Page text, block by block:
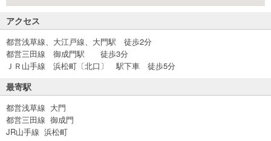
アクセス
都営浅草線、大江戸線、大門駅 徒歩2分
都営三田線 御成門駅 徒歩3分
ＪＲ山手線 浜松町〔北口〕 駅下車 徒歩5分
最寄駅
都営浅草線 大門
都営三田線 御成門
JR山手線 浜松町